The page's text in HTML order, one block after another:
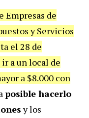
Empresas de
y Servicios
el 28 de
a un local de
a $8.000 con
posible hacerlo
y los